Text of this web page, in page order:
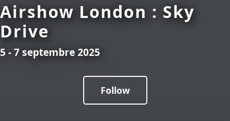
Airshow London : Sky
Drive
5 - 7 septembre 2025
Follow